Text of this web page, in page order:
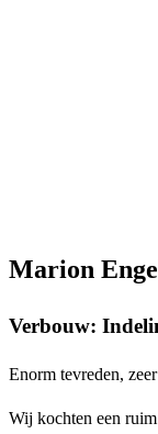
Marion
Verbouw:
Enorm tevreden,
Wij kochten een